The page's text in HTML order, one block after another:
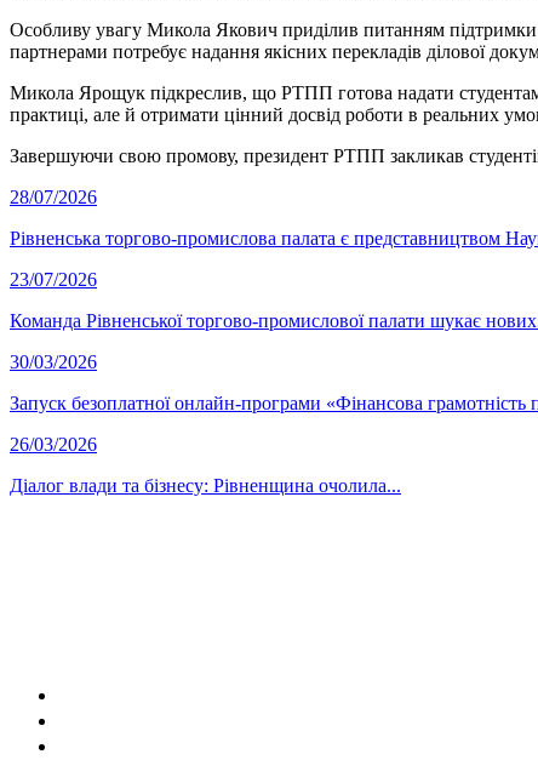
Особливу увагу Микола Якович приділив питанням підтримки
партнерами потребує надання якісних перекладів ділової
Микола Ярощук підкреслив, що РТПП готова надати студентам
практиці, але й отримати цінний досвід роботи в реальних
Завершуючи свою промову, президент РТПП закликав студентів
28/07/2026
Рівненська торгово-промислова палата є представництвом
23/07/2026
Команда Рівненської торгово-промислової палати шукає
30/03/2026
Запуск безоплатної онлайн-програми «Фінансова грамотність
26/03/2026
Діалог влади та бізнесу: Рівненщина очолила...